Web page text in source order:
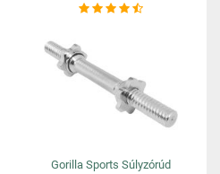
Gorilla Sports Súlyzórúd